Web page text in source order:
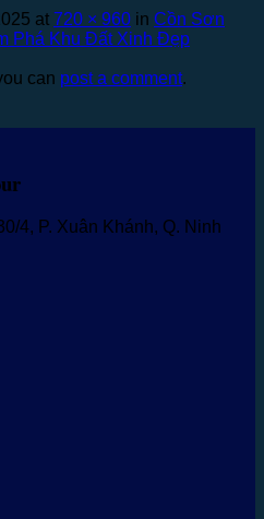
at 720 × 960 in Cồn Sơn
Phá Khu Đất Xinh Đẹp
can post a comment.
4, P. Xuân Khánh, Q. Ninh